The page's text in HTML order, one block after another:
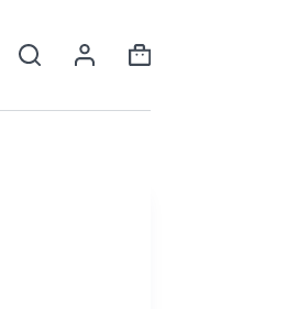
Shopping